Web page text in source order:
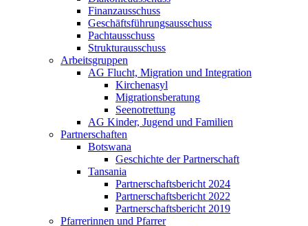
Finanzausschuss
Geschäftsführungsausschuss
Pachtausschuss
Strukturausschuss
Arbeitsgruppen
AG Flucht, Migration und Integration
Kirchenasyl
Migrationsberatung
Seenotrettung
AG Kinder, Jugend und Familien
Partnerschaften
Botswana
Geschichte der Partnerschaft
Tansania
Partnerschaftsbericht 2024
Partnerschaftsbericht 2022
Partnerschaftsbericht 2019
Pfarrerinnen und Pfarrer